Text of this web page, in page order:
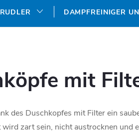
DAMPFREINIGER
mit
des Duschkopfes mit Filter ein
wird zart sein, nicht austrocknen und